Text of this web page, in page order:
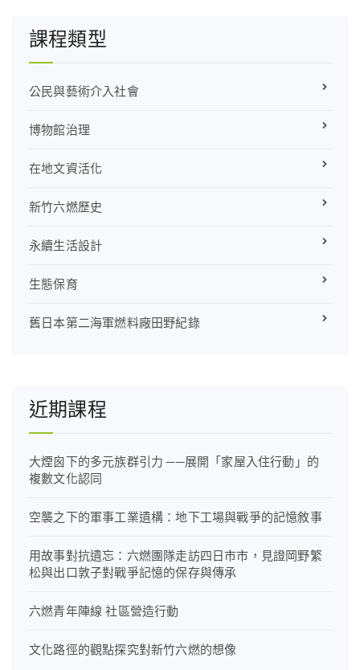
分
課程類型
公民與藝術介入社會
博物館治理
在地文資活化
新竹六燃歷史
永續生活設計
生態保育
舊日本第二海軍燃料廠田野紀錄
近期課程
大煙囪下的多元族群引力 ──展開「家屋入住行動」的
複數文化認同
空襲之下的軍事工業遺構：地下工場與戰爭的記憶敘事
用故事對抗遺忘：六燃團隊走訪四日市市，見證岡野繁
松與出口敦子對戰爭記憶的保存與傳承
六燃青年陣線 社區營造行動
文化路徑的觀點探究對新竹六燃的想像